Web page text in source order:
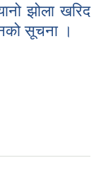
झोला खरिद
सूचना ।